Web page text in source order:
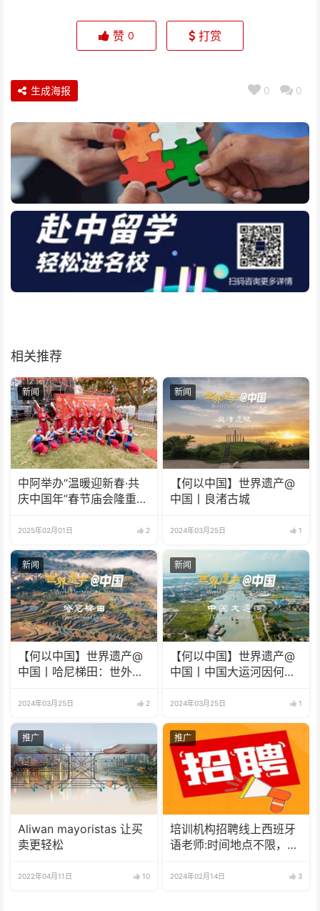
赞 0 打赏
0 0
生成海报
相关推荐
新闻
中阿举办“温暖迎新春·共
庆中国年”春节庙会隆重举
2025年02月01日 2
新闻
【何以中国】世界遗产@
中国丨良渚古城
2024年03月25日 1
新闻
【何以中国】世界遗产@
中国丨哈尼梯田：世外桃
2024年03月25日 2
新闻
【何以中国】世界遗产@
中国丨中国大运河因何成
2024年03月25日 1
推广
Aliwan mayoristas 让买
卖更轻松
2022年04月11日 10
推广
培训机构招聘线上西班牙
语老师:时间地点不限，可
2024年02月14日 3